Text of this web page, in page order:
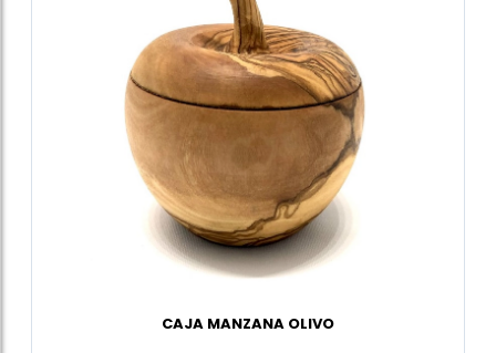
CAJA MANZANA OLIVO